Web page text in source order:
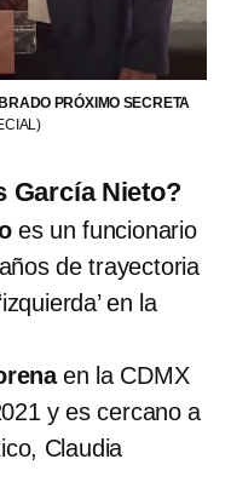
PRÓXIMO SECRETA
García Nieto?
es un funcionario
de trayectoria
en la
en la CDMX
y es cercano a
Claudia